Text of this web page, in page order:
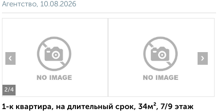
Агентство, 10.08.2026
2/4
‹ ›
1-к квартира, на длительный срок, 34м², 7/9 этаж